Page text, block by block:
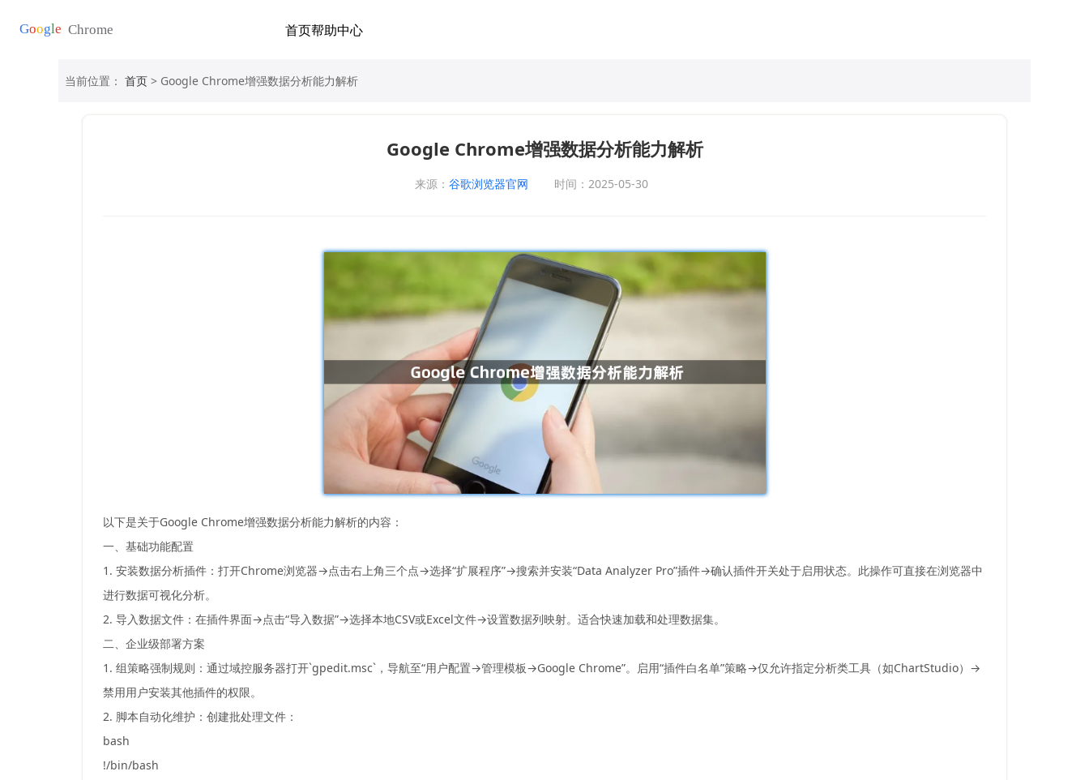
首页帮助中心
当前位置： 首页 > Google Chrome增强数据分析能力解析
Google Chrome增强数据分析能力解析
来源： 谷歌浏览器官网 时间：2025-05-30
以下是关于Google Chrome增强数据分析能力解析的内容：
一、基础功能配置
1. 安装数据分析插件：打开Chrome浏览器→点击右上角三个点→选择“扩展程序”→搜索并安装“Data Analyzer Pro”插件→确认插件开关处于启用状态。此操作可直接在浏览器中
进行数据可视化分析。
2. 导入数据文件：在插件界面→点击“导入数据”→选择本地CSV或Excel文件→设置数据列映射。适合快速加载和处理数据集。
二、企业级部署方案
1. 组策略强制规则：通过域控服务器打开`gpedit.msc`，导航至“用户配置→管理模板→Google Chrome”。启用“插件白名单”策略→仅允许指定分析类工具（如ChartStudio）→
禁用用户安装其他插件的权限。
2. 脚本自动化维护：创建批处理文件：
bash
!/bin/bash